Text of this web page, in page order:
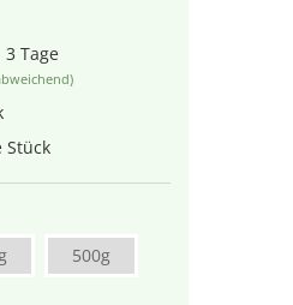
3 Tage
Stück
500g